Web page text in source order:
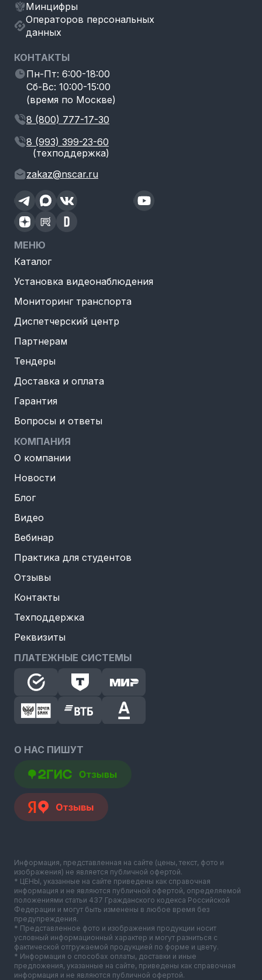
Минцифры
Операторов персональных
данных
КОНТАКТЫ
Пн-Пт: 6:00-18:00
Сб-Вс: 10:00-15:00
(время по Москве)
8 (800) 777-17-30
8 (993) 399-23-60
(техподдержка)
zakaz@nscar.ru
МЕНЮ
Каталог
Установка видеонаблюдения
Мониторинг транспорта
Диспетчерский центр
Партнерам
Тендеры
Доставка и оплата
Гарантия
Вопросы и ответы
КОМПАНИЯ
О компании
Новости
Блог
Видео
Вебинар
Практика для студентов
Отзывы
Контакты
Техподдержка
Реквизиты
ПЛАТЕЖНЫЕ СИСТЕМЫ
О НАС ПИШУТ
Информация, представленная на сайте (цены, текст, фото и
изображения) не является публичной офертой.
* ЦЕНЫ, указанные на сайте приведены как справочная
информация и не являются публичной офертой, определяемой
положениями статьи 437 Гражданского кодекса Российской
Федерации и могут быть изменены в любое время без
предупреждения.
* Представленное фото и изображения продукции носит
условный информационный характер и могут разниться с
фактической отгружаемой продукцией по форме и цвету.
* Информация о способах оплаты, доставки и иные
предложения, указанные на сайте, приведены как справочная
информация и не являются публичной офертой.